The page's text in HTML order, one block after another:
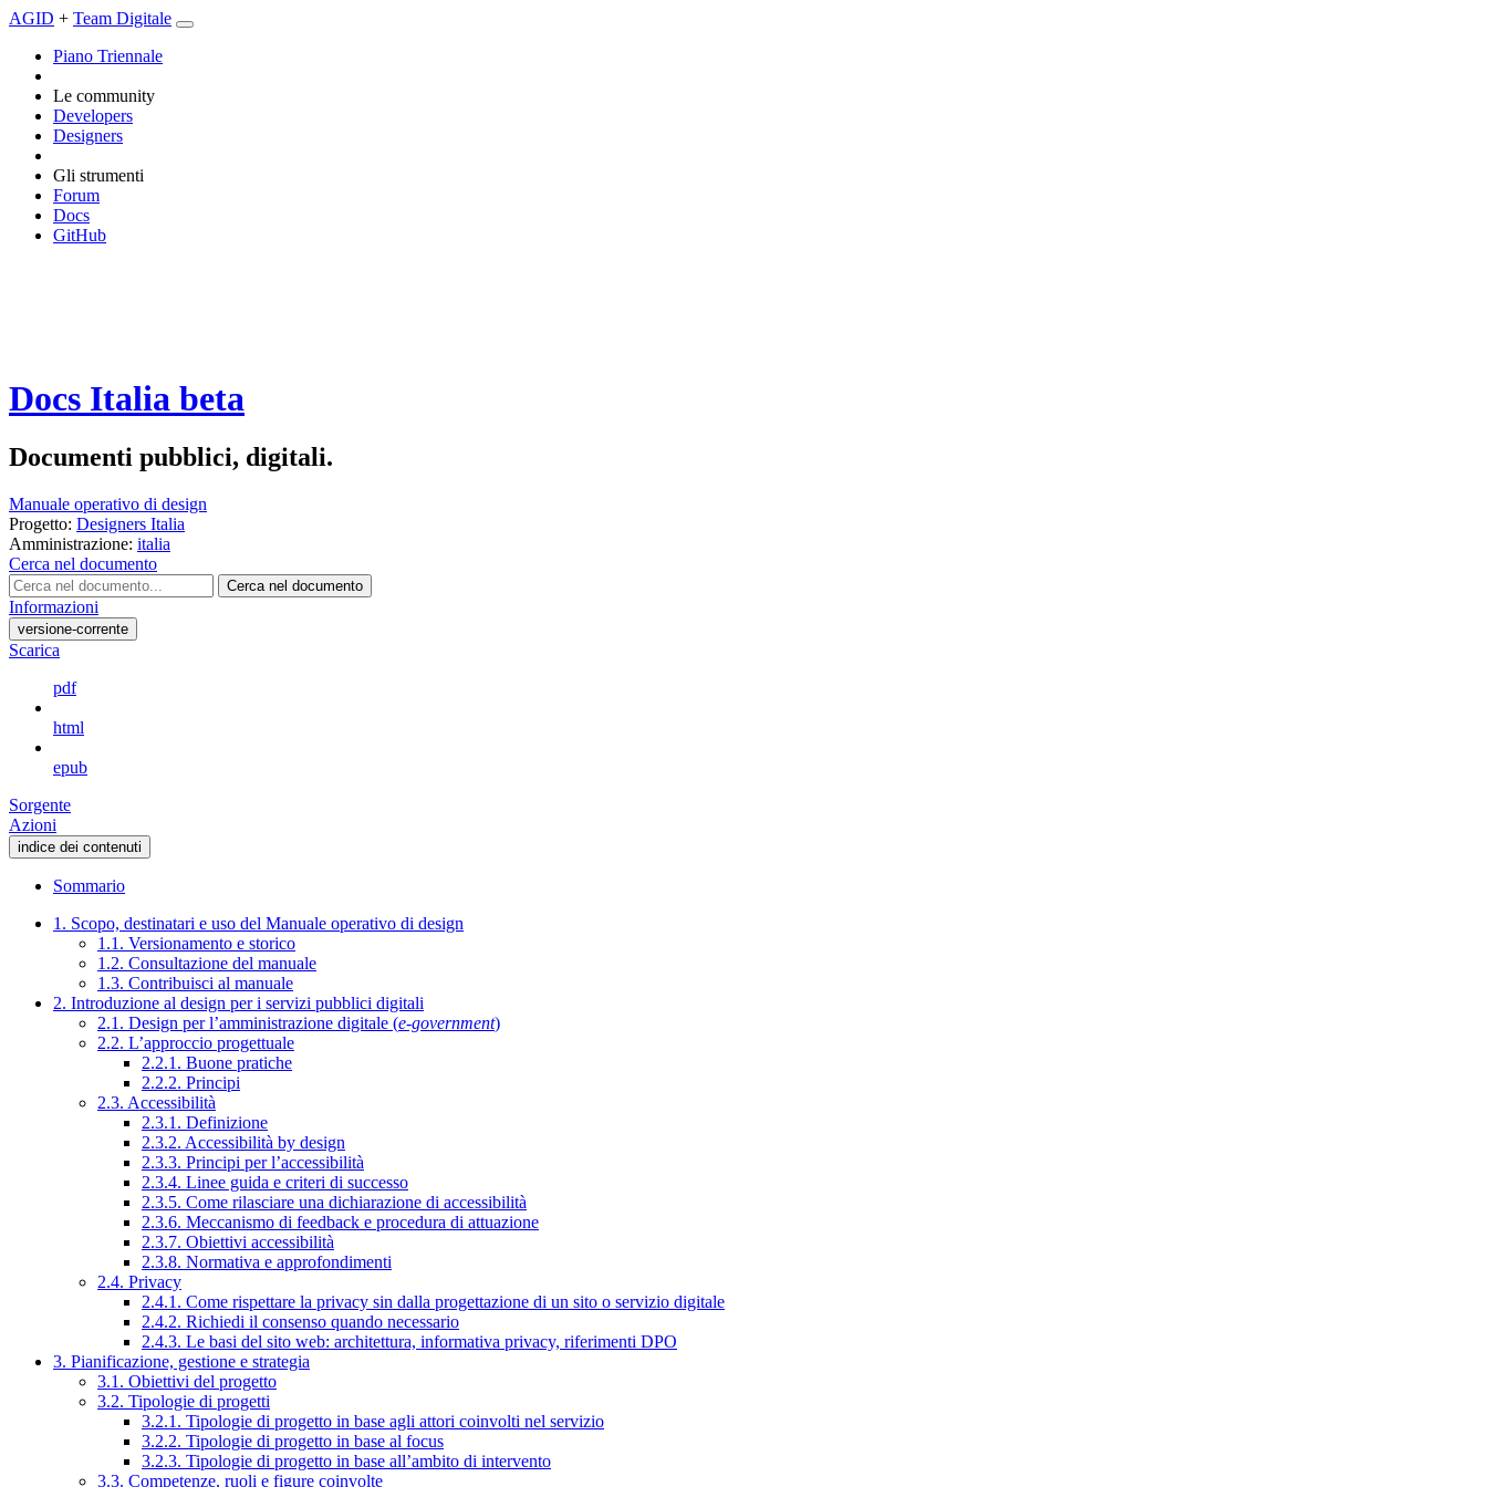
AGID + Team Digitale
Piano Triennale
Le community
Developers
Designers
Gli strumenti
Forum
Docs
GitHub
Docs Italia beta
Documenti pubblici, digitali.
Manuale operativo di design
Progetto: Designers Italia
Amministrazione: italia
Cerca nel documento
Cerca nel documento
Informazioni
versione-corrente
Scarica
pdf
html
epub
Sorgente
Azioni
indice dei contenuti
Sommario
1. Scopo, destinatari e uso del Manuale operativo di design
1.1. Versionamento e storico
1.2. Consultazione del manuale
1.3. Contribuisci al manuale
2. Introduzione al design per i servizi pubblici digitali
2.1. Design per l’amministrazione digitale (e-government)
2.2. L’approccio progettuale
2.2.1. Buone pratiche
2.2.2. Principi
2.3. Accessibilità
2.3.1. Definizione
2.3.2. Accessibilità by design
2.3.3. Principi per l’accessibilità
2.3.4. Linee guida e criteri di successo
2.3.5. Come rilasciare una dichiarazione di accessibilità
2.3.6. Meccanismo di feedback e procedura di attuazione
2.3.7. Obiettivi accessibilità
2.3.8. Normativa e approfondimenti
2.4. Privacy
2.4.1. Come rispettare la privacy sin dalla progettazione di un sito o servizio digitale
2.4.2. Richiedi il consenso quando necessario
2.4.3. Le basi del sito web: architettura, informativa privacy, riferimenti DPO
3. Pianificazione, gestione e strategia
3.1. Obiettivi del progetto
3.2. Tipologie di progetti
3.2.1. Tipologie di progetto in base agli attori coinvolti nel servizio
3.2.2. Tipologie di progetto in base al focus
3.2.3. Tipologie di progetto in base all’ambito di intervento
3.3. Competenze, ruoli e figure coinvolte